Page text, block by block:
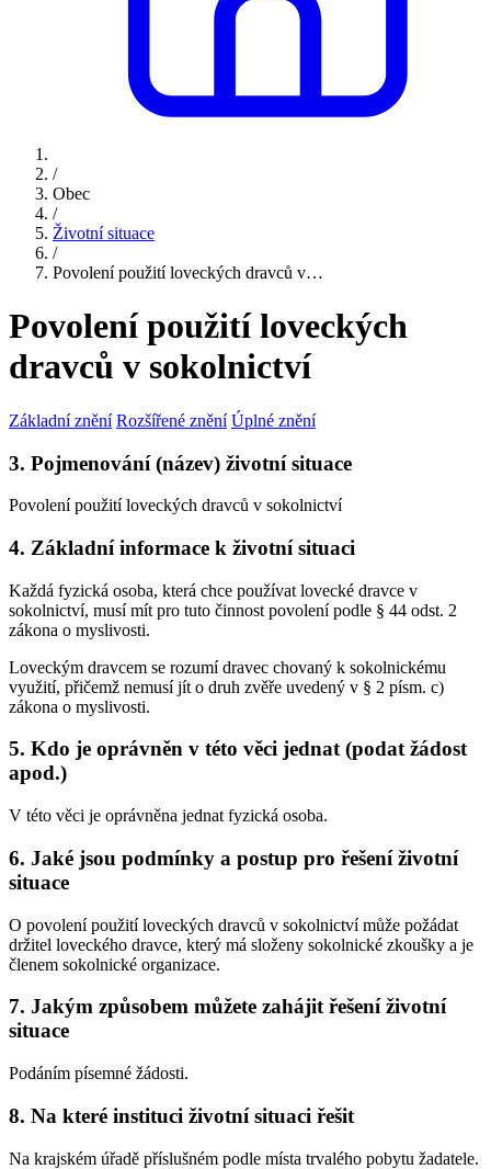
/
Obec
/
Životní situace
/
Povolení použití loveckých dravců v…
Povolení použití loveckých
dravců v sokolnictví
Základní znění Rozšířené znění Úplné znění
3. Pojmenování (název) životní situace
Povolení použití loveckých dravců v sokolnictví
4. Základní informace k životní situaci
Každá fyzická osoba, která chce používat lovecké dravce v
sokolnictví, musí mít pro tuto činnost povolení podle § 44 odst. 2
zákona o myslivosti.
Loveckým dravcem se rozumí dravec chovaný k sokolnickému
využití, přičemž nemusí jít o druh zvěře uvedený v § 2 písm. c)
zákona o myslivosti.
5. Kdo je oprávněn v této věci jednat (podat žádost
apod.)
V této věci je oprávněna jednat fyzická osoba.
6. Jaké jsou podmínky a postup pro řešení životní
situace
O povolení použití loveckých dravců v sokolnictví může požádat
držitel loveckého dravce, který má složeny sokolnické zkoušky a je
členem sokolnické organizace.
7. Jakým způsobem můžete zahájit řešení životní
situace
Podáním písemné žádosti.
8. Na které instituci životní situaci řešit
Na krajském úřadě příslušném podle místa trvalého pobytu žadatele.